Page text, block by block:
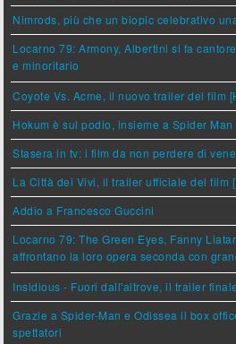
Nimrods, più che un biopic celebrativo
Locarno 79: Armony, Albertini si fa
e minoritario
Coyote Vs. Acme, il nuovo trailer del film
Hokum è sul podio, insieme a Spider Man
Stasera in tv: i film da non perdere di
La Città dei Vivi, il trailer ufficiale del film
Addio a Francesco Guccini
Locarno 79: The Green Eyes, Fanny
affrontano la loro opera seconda con
Insidious - Fuori dall'altrove, il trailer
Grazie a Spider-Man e Odissea il box
spettatori